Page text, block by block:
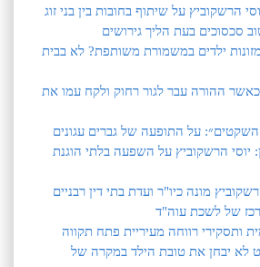
הרשקוביץ על שיתוף בחובות בין בני זוג
סכסוכים בעת הליך גירושים
ילדים במשמורת משותפת? לא בבית
ההורה עבר לגור רחוק ולקח עמו את
השקטים״: על התופעה של גברים עגונים
יוסי הרשקוביץ על השפעה בלתי הוגנת
מונה כיו"ר ועדת בתי דין רבניים
של לשכת עוה"ד
ותסקירי רווחה מעיריית פתח תקווה
לא יבחן את טובת הילד במקרה של